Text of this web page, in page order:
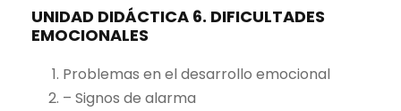
UNIDAD DIDÁCTICA 6. DIFICULTADES
EMOCIONALES
Problemas en el desarrollo emocional
– Signos de alarma